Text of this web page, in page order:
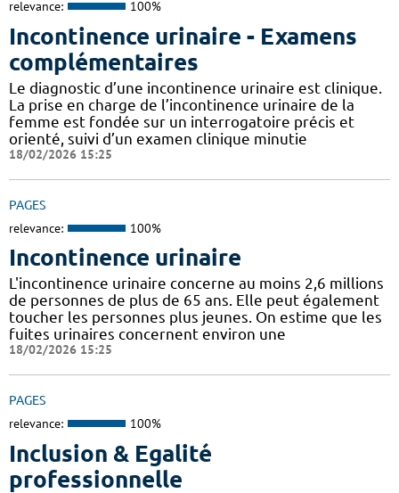
relevance: 100%
Incontinence urinaire - Examens
complémentaires
Le diagnostic d’une incontinence urinaire est clinique.
La prise en charge de l’incontinence urinaire de la
femme est fondée sur un interrogatoire précis et
orienté, suivi d’un examen clinique minutie
18/02/2026 15:25
PAGES
relevance: 100%
Incontinence urinaire
L'incontinence urinaire concerne au moins 2,6 millions
de personnes de plus de 65 ans. Elle peut également
toucher les personnes plus jeunes. On estime que les
fuites urinaires concernent environ une
18/02/2026 15:25
PAGES
relevance: 100%
Inclusion & Egalité
professionnelle